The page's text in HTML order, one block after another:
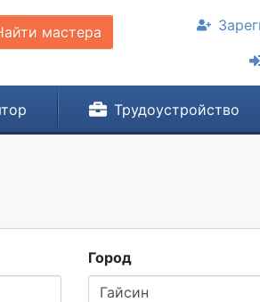
мастера
Трудоустройство
Город
Гайсин